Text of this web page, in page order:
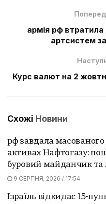
армія рф втратила
артсистем
Курс валют на 2
Схожі Новини
рф завдала масованого
активах Нафтогазу:
буровий майданчик та
9 СЕРПНЯ, 2026 / 17:54
Ізраїль відкидає 15-